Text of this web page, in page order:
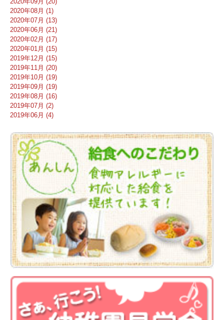
2020年08月 (1)
2020年07月 (13)
2020年06月 (21)
2020年02月 (17)
2020年01月 (15)
2019年12月 (15)
2019年11月 (20)
2019年10月 (19)
2019年09月 (19)
2019年08月 (16)
2019年07月 (2)
2019年06月 (4)